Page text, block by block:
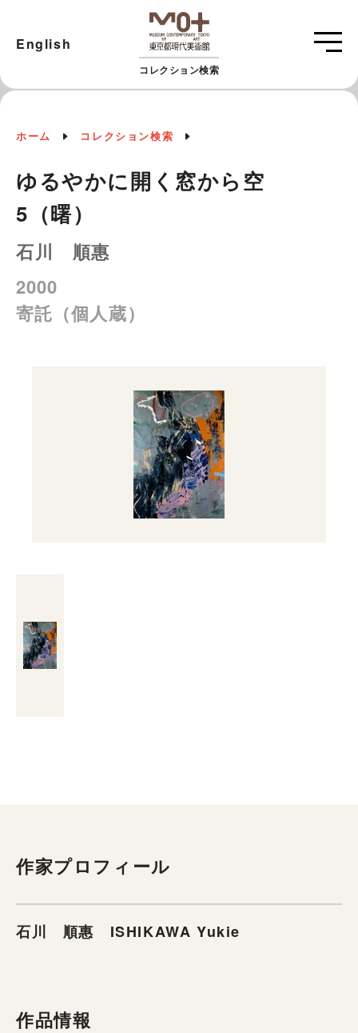
コレクション検索
English
ホーム コレクション検索
ゆるやかに開く窓から空
5（曙）
石川 順惠
2000
寄託（個人蔵）
作家プロフィール
石川 順惠 ISHIKAWA Yukie
作品情報